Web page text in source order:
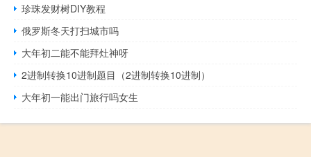
珍珠发财树DIY教程
俄罗斯冬天打扫城市吗
大年初二能不能拜灶神呀
2进制转换10进制题目（2进制转换10进制）
大年初一能出门旅行吗女生